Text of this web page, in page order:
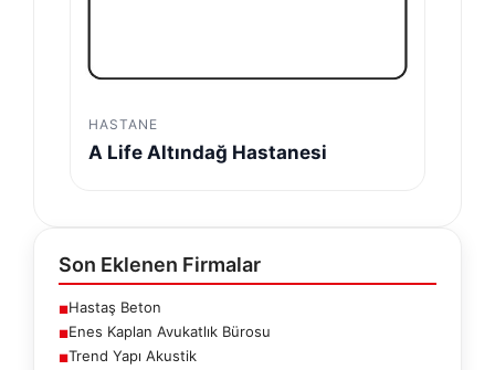
HASTANE
A Life Altındağ Hastanesi
Son Eklenen Firmalar
■Hastaş Beton
■Enes Kaplan Avukatlık Bürosu
■Trend Yapı Akustik